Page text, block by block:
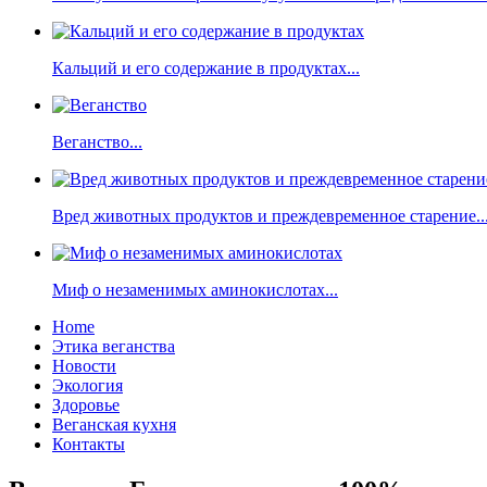
Кальций и его содержание в продуктах...
Веганство...
Вред животных продуктов и преждевременное
Миф о незаменимых аминокислотах...
Home
Этика веганства
Новости
Экология
Здоровье
Веганская кухня
Контакты